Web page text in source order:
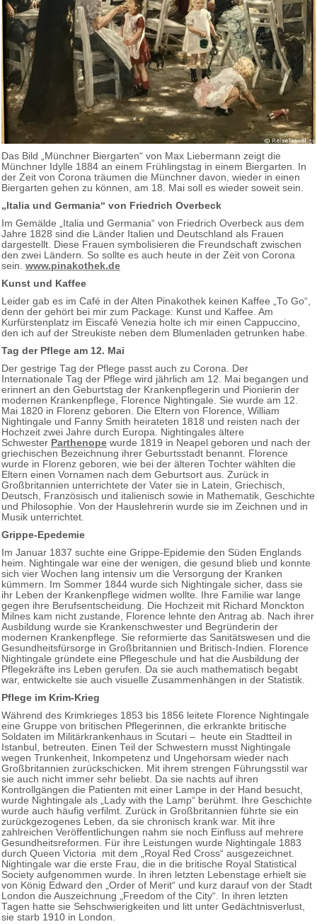
Das Bild „Münchner Biergarten“ von Max Liebermann zeigt die
Münchner Idylle 1884 an einem Frühlingstag in einem Biergarten. In
der Zeit von Corona träumen die Münchner davon, wieder in einen
Biergarten gehen zu können, am 18. Mai soll es wieder soweit sein.
„Italia und Germania“ von Friedrich Overbeck
Im Gemälde „Italia und Germania“ von Friedrich Overbeck aus dem
Jahre 1828 sind die Länder Italien und Deutschland als Frauen
dargestellt. Diese Frauen symbolisieren die Freundschaft zwischen
den zwei Ländern. So sollte es auch heute in der Zeit von Corona
sein. www.pinakothek.de
Kunst und Kaffee
Leider gab es im Café in der Alten Pinakothek keinen Kaffee „To Go“,
denn der gehört bei mir zum Package: Kunst und Kaffee. Am
Kurfürstenplatz im Eiscafé Venezia holte ich mir einen Cappuccino,
den ich auf der Streukiste neben dem Blumenladen getrunken habe.
Tag der Pflege am 12. Mai
Der gestrige Tag der Pflege passt auch zu Corona. Der
Internationale Tag der Pflege wird jährlich am 12. Mai begangen und
erinnert an den Geburtstag der Krankenpflegerin und Pionierin der
modernen Krankenpflege, Florence Nightingale. Sie wurde am 12.
Mai 1820 in Florenz geboren. Die Eltern von Florence, William
Nightingale und Fanny Smith heirateten 1818 und reisten nach der
Hochzeit zwei Jahre durch Europa. Nightingales ältere
Schwester Parthenope wurde 1819 in Neapel geboren und nach der
griechischen Bezeichnung ihrer Geburtsstadt benannt. Florence
wurde in Florenz geboren, wie bei der älteren Tochter wählten die
Eltern einen Vornamen nach dem Geburtsort aus. Zurück in
Großbritannien unterrichtete der Vater sie in Latein, Griechisch,
Deutsch, Französisch und italienisch sowie in Mathematik, Geschichte
und Philosophie. Von der Hauslehrerin wurde sie im Zeichnen und in
Musik unterrichtet.
Grippe-Epedemie
Im Januar 1837 suchte eine Grippe-Epidemie den Süden Englands
heim. Nightingale war eine der wenigen, die gesund blieb und konnte
sich vier Wochen lang intensiv um die Versorgung der Kranken
kümmern. Im Sommer 1844 wurde sich Nightingale sicher, dass sie
ihr Leben der Krankenpflege widmen wollte. Ihre Familie war lange
gegen ihre Berufsentscheidung. Die Hochzeit mit Richard Monckton
Milnes kam nicht zustande, Florence lehnte den Antrag ab. Nach ihrer
Ausbildung wurde sie Krankenschwester und Begründerin der
modernen Krankenpflege. Sie reformierte das Sanitätswesen und die
Gesundheitsfürsorge in Großbritannien und Britisch-Indien. Florence
Nightingale gründete eine Pflegeschule und hat die Ausbildung der
Pflegekräfte ins Leben gerufen. Da sie auch mathematisch begabt
war, entwickelte sie auch visuelle Zusammenhängen in der Statistik.
Pflege im Krim-Krieg
Während des Krimkrieges 1853 bis 1856 leitete Florence Nightingale
eine Gruppe von britischen Pflegerinnen, die erkrankte britische
Soldaten im Militärkrankenhaus in Scutari – heute ein Stadtteil in
Istanbul, betreuten. Einen Teil der Schwestern musst Nightingale
wegen Trunkenheit, Inkompetenz und Ungehorsam wieder nach
Großbritannien zurückschicken. Mit ihrem strengen Führungsstil war
sie auch nicht immer sehr beliebt. Da sie nachts auf ihren
Kontrollgängen die Patienten mit einer Lampe in der Hand besucht,
wurde Nightingale als „Lady with the Lamp“ berühmt. Ihre Geschichte
wurde auch häufig verfilmt. Zurück in Großbritannien führte sie ein
zurückgezogenes Leben, da sie chronisch krank war. Mit ihre
zahlreichen Veröffentlichungen nahm sie noch Einfluss auf mehrere
Gesundheitsreformen. Für ihre Leistungen wurde Nightingale 1883
durch Queen Victoria mit dem „Royal Red Cross“ ausgezeichnet.
Nightingale war die erste Frau, die in die britische Royal Statistical
Society aufgenommen wurde. In ihren letzten Lebenstage erhielt sie
von König Edward den „Order of Merit“ und kurz darauf von der Stadt
London die Auszeichnung „Freedom of the City“. In ihren letzten
Tagen hatte sie Sehschwierigkeiten und litt unter Gedächtnisverlust,
sie starb 1910 in London.